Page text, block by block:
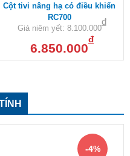
Cột tivi nâng hạ có điều khiển
RC700
Giá niêm yết: 8.100.000
đ
6.850.000
đ
-4%